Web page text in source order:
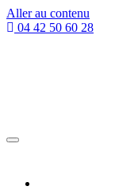
Aller au contenu
04 42 50 60 28